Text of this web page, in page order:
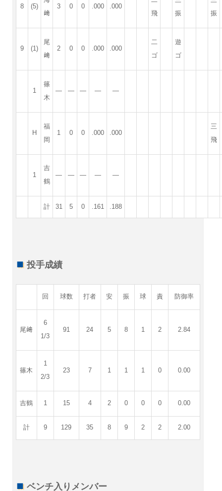
8 (5)
﨑
3 0 0 .000 .000
飛
振
振
9 (1)
尾
﨑
2 0 0 .000 .000
二
ゴ
遊
ゴ
1
篠
木
— — — — —
H
福
岡
1 0 0 .000 .000
三
飛
1
吉
鶴
— — — — —
計 31 5 0 .161 .188
投手成績
回 球数 打者 安 振 球 責 防御率
尾﨑
6
1/3
91 24 5 8 1 2 2.84
篠木
1
2/3
23 7 1 1 1 0 0.00
吉鶴 1 15 4 2 0 0 0 0.00
計 9 129 35 8 9 2 2 2.00
ベンチ入りメンバー